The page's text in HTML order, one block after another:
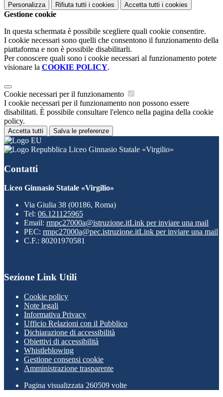
Personalizza Rifiuta tutti i cookies Accetta tutti i cookies
Gestione cookie
In questa schermata è possibile scegliere quali cookie consentire.
I cookie necessari sono quelli che consentono il funzionamento della
piattaforma e non è possibile disabilitarli.
Per conoscere quali sono i cookie necessari al funzionamento potete
visionare la COOKIE POLICY.
Cookie necessari per il funzionamento
I cookie necessari per il funzionamento non possono essere
disabilitati. È possibile consultare l'elenco nella pagina della cookie
policy.
Accetta tutti Salva le preferenze
Liceo Ginnasio Statale «Virgilio»
Contatti
Liceo Ginnasio Statale «Virgilio»
Via Giulia 38 (00186, Roma)
Tel: 06.121125965
Email: rmpc27000a@istruzione.itLink per inviare una mail
PEC: rmpc27000a@pec.istruzione.itLink per inviare una mail
C.F.: 80201970581
Sezione Link Utili
Cookie policy
Note legali
Informativa Privacy
Ufficio Relazioni con il Pubblico
Dichiarazione di accessibilità
Obiettivi di accessibilità
Whistleblowing
Gestione consensi cookie
Amministrazione trasparente
Pagina visualizzata 260509 volte